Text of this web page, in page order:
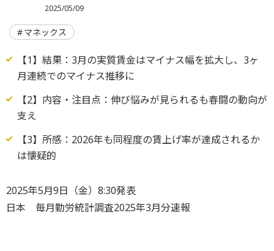
2025/05/09
マネックス
【1】結果：3月の実質賃金はマイナス幅を拡大し、3ヶ
月連続でのマイナス推移に
【2】内容・注目点：伸び悩みが見られるも春闘の動向が
支え
【3】所感：2026年も同程度の賃上げ率が達成されるか
は懐疑的
2025年5月9日（金）8:30発表
日本 毎月勤労統計調査2025年3月分速報